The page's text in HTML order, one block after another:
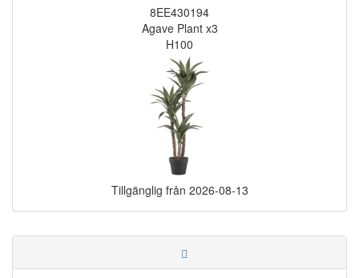
8EE430194
Agave Plant x3
H100
Tillgänglig från 2026-08-13